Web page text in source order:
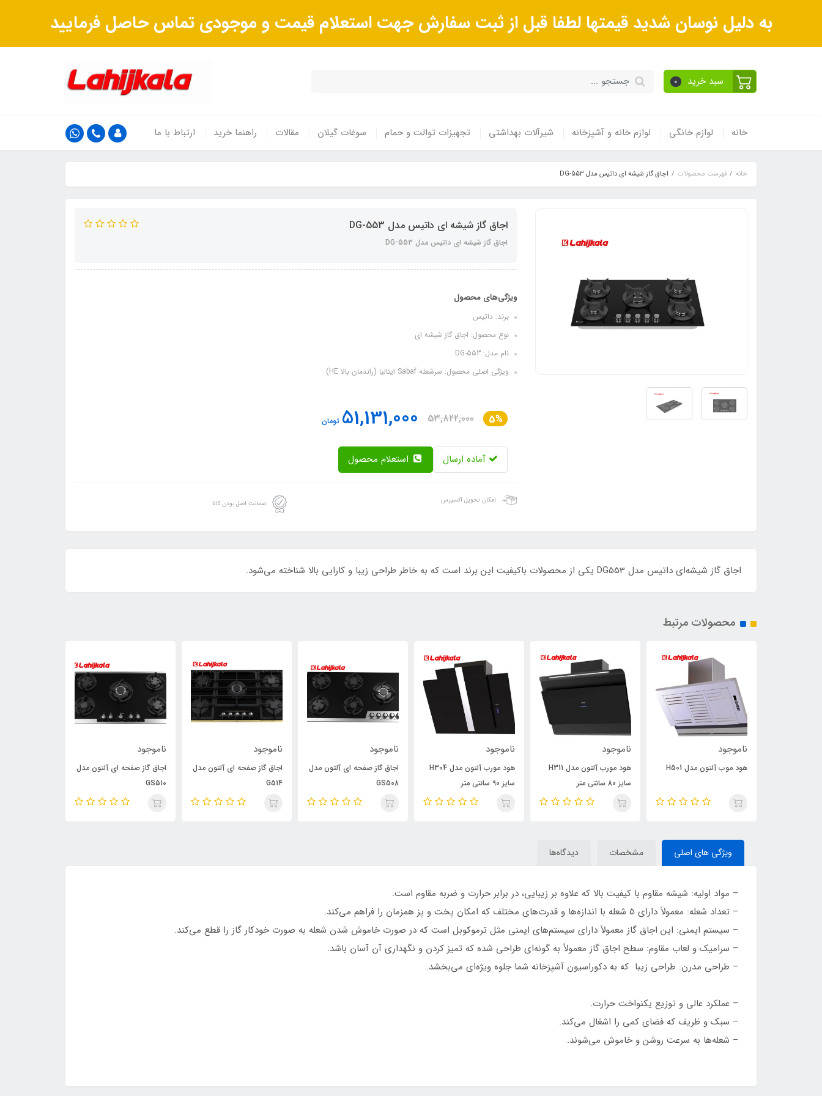
به دلیل نوسان شدید قیمتها لطفا قبل از ثبت سفارش جهت استعلام قیمت و موجودی تماس حاصل فرمایید
سبد خرید 0
خانه لوازم خانگی لوازم خانه و آشپزخانه شیرآلات بهداشتی تجهیزات توالت و حمام سوغات گیلان مقالات راهنما خرید ارتباط با ما
خانه فهرست محصولات اجاق گاز شیشه ای داتیس مدل DG-553
اجاق گاز شیشه ای داتیس مدل DG-553
اجاق گاز شیشه ای داتیس مدل DG-553
ویژگی‌های محصول
برند: داتیس
نوع محصول: اجاق گاز شیشه ای
نام مدل: DG-553
ویژگی اصلی محصول: سرشعله Sabaf ایتالیا (راندمان بالا HE)
5%
53,822,000
51,131,000 تومان
آماده ارسال
امکان تحویل اکسپرس ضمانت اصل بودن کالا
اجاق گاز شیشه‌ای داتیس مدل DG553 یکی از محصولات باکیفیت این برند است که به خاطر طراحی زیبا و کارایی بالا شناخته می‌شود.
محصولات مرتبط
ناموجود
هود موب آلتون مدل H501
ناموجود
هود مورب آلتون مدل H311
سایز 80 سانتی متر
ناموجود
هود مورب آلتون مدل H304
سایز 90 سانتی متر
ناموجود
اجاق گاز صفحه ای آلتون مدل
GS508
ناموجود
اجاق گاز صفحه ای آلتون مدل
G514
ناموجود
اجاق گاز صفحه ای آلتون مدل
GS510
ویژگی های اصلی مشخصات دیدگاه‌ها
– مواد اولیه: شیشه مقاوم با کیفیت بالا که علاوه بر زیبایی، در برابر حرارت و ضربه مقاوم است.
– تعداد شعله: معمولاً دارای 5 شعله با اندازه‌ها و قدرت‌های مختلف که امکان پخت و پز همزمان را فراهم می‌کند.
– سیستم ایمنی: این اجاق گاز معمولاً دارای سیستم‌های ایمنی مثل ترموکوبل است که در صورت خاموش شدن شعله به صورت خودکار گاز را قطع می‌کند.
– سرامیک و لعاب مقاوم: سطح اجاق گاز معمولاً به گونه‌ای طراحی شده که تمیز کردن و نگهداری آن آسان باشد.
– طراحی مدرن: طراحی زیبا که به دکوراسیون آشپزخانه شما جلوه ویژه‌ای می‌بخشد.
– عملکرد عالی و توزیع یکنواخت حرارت.
– سبک و ظریف که فضای کمی را اشغال می‌کند.
– شعله‌ها به سرعت روشن و خاموش می‌شوند.